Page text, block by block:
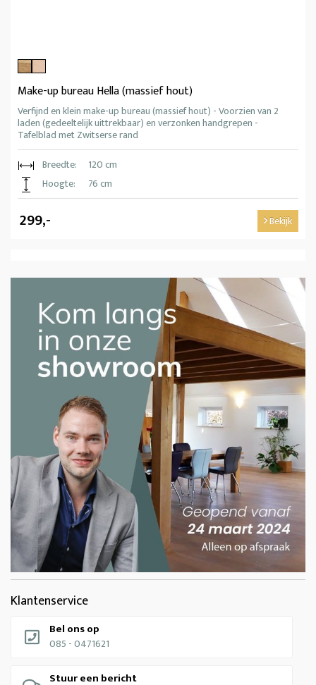
Klantenservice
Bel ons op
085 - 0471621
Stuur een bericht
Make-up bureau Hella (massief hout)
Verfijnd en klein make-up bureau (massief hout) - Voorzien van 2
laden (gedeeltelijk uittrekbaar) en verzonken handgrepen -
Tafelblad met Zwitserse rand
Breedte:
120 cm
Hoogte:
76 cm
299,- Bekijk